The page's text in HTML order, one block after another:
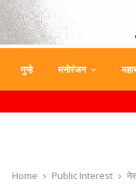
गुन्हे मनोरंजन
Home Public Interest